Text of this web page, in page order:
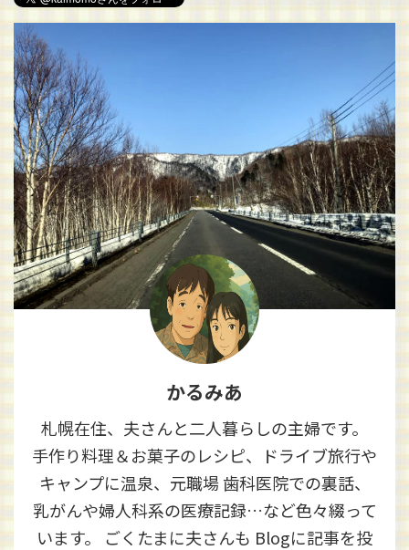
かるみあ
札幌在住、夫さんと二人暮らしの主婦です。
手作り料理＆お菓子のレシピ、ドライブ旅行や
キャンプに温泉、元職場 歯科医院での裏話、
乳がんや婦人科系の医療記録…など色々綴って
います。 ごくたまに夫さんも Blogに記事を投